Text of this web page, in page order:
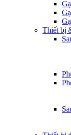
Thiết bị